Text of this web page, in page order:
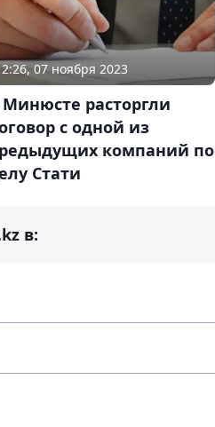
07 ноября 2023
расторгли
с одной из
компаний по
Стати
в: